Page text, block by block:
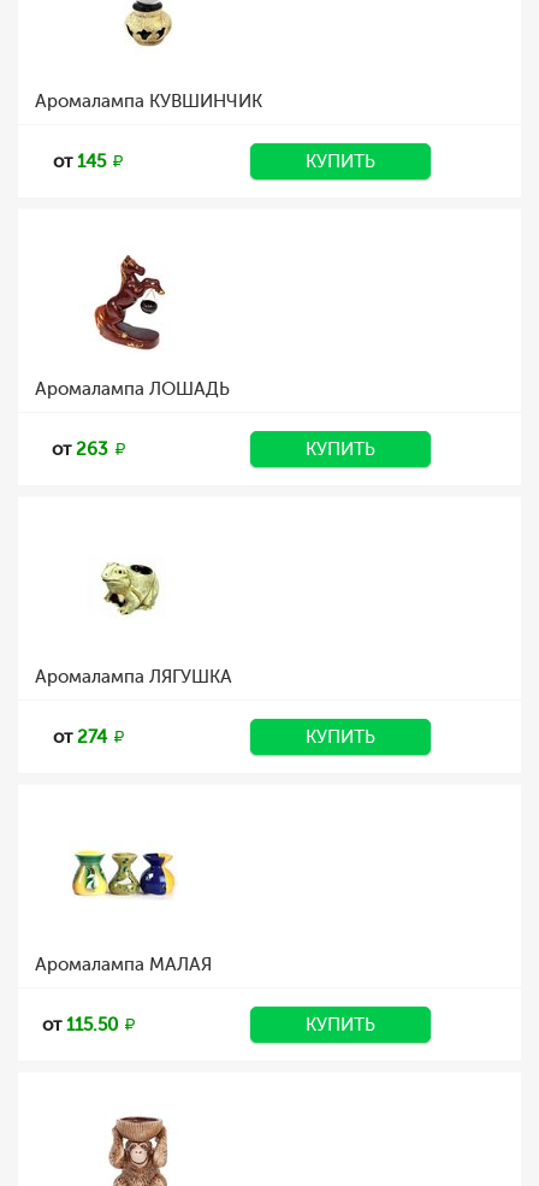
Аромалампа КУВШИНЧИК
от145 КУПИТЬ
Аромалампа ЛОШАДЬ
от263 КУПИТЬ
Аромалампа ЛЯГУШКА
от274 КУПИТЬ
Аромалампа МАЛАЯ
от115.50 КУПИТЬ